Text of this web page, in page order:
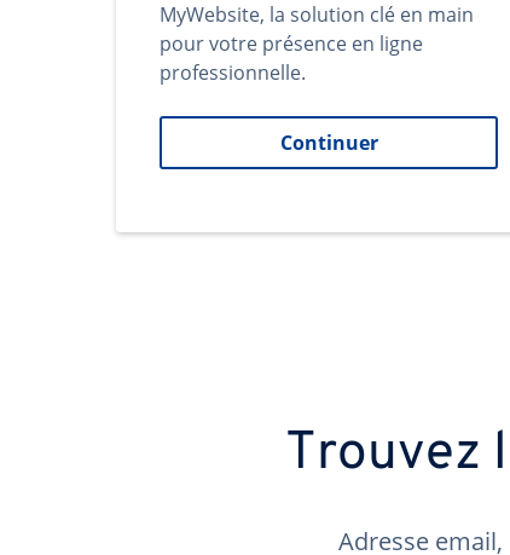
MyWebsite, la solution clé en main
pour votre présence en ligne
professionnelle.
Continuer
Trouvez
Adresse